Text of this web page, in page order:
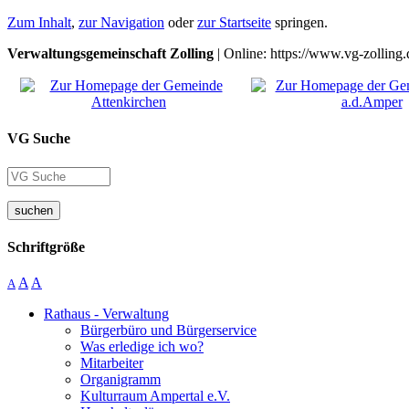
Zum Inhalt, zur Navigation oderzur Startseite springen.
Verwaltungsgemeinschaft Zolling | Online: https://www.vg-
VG Suche
suchen
Schriftgröße
A A A
Rathaus - Verwaltung
Bürgerbüro und Bürgerservice
Was erledige ich wo?
Mitarbeiter
Organigramm
Kulturraum Ampertal e.V.